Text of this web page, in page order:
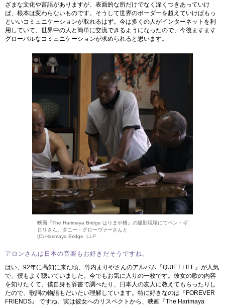
ざまな文化や言語がありますが、表面的な所だけでなく深くつきあっていけ
ば、根本は変わらないものです。そうして世界のボーダーを超えていけばもっ
といいコミュニケーションが取れるはず。今は多くの人がインターネットを利
用していて、世界中の人と簡単に交流できるようになったので、今後ますます
グローバルなコミュニケーションが求められると思います。
映画『The Harimaya Bridge はりまや橋』の撮影現場にてベン・ギ
ロリさん、ダニー・グローヴァーさんと
(C) Harimaya Bridge, LLP
アロンさんは日本の音楽もお好きだそうですね。
はい、92年に高知に来た頃、竹内まりやさんのアルバム『QUIET LIFE』が人気
で、僕もよく聴いていました。今でもお気に入りの一枚です。彼女の歌の内容
を知りたくて、僕自身も辞書で調べたり、日本人の友人に教えてもらったりし
たので、歌詞の物語もだいたい理解しています。特に好きなのは『FOREVER
FRIENDS』 ですね。実は彼女へのリスペクトから、映画『The Harimaya